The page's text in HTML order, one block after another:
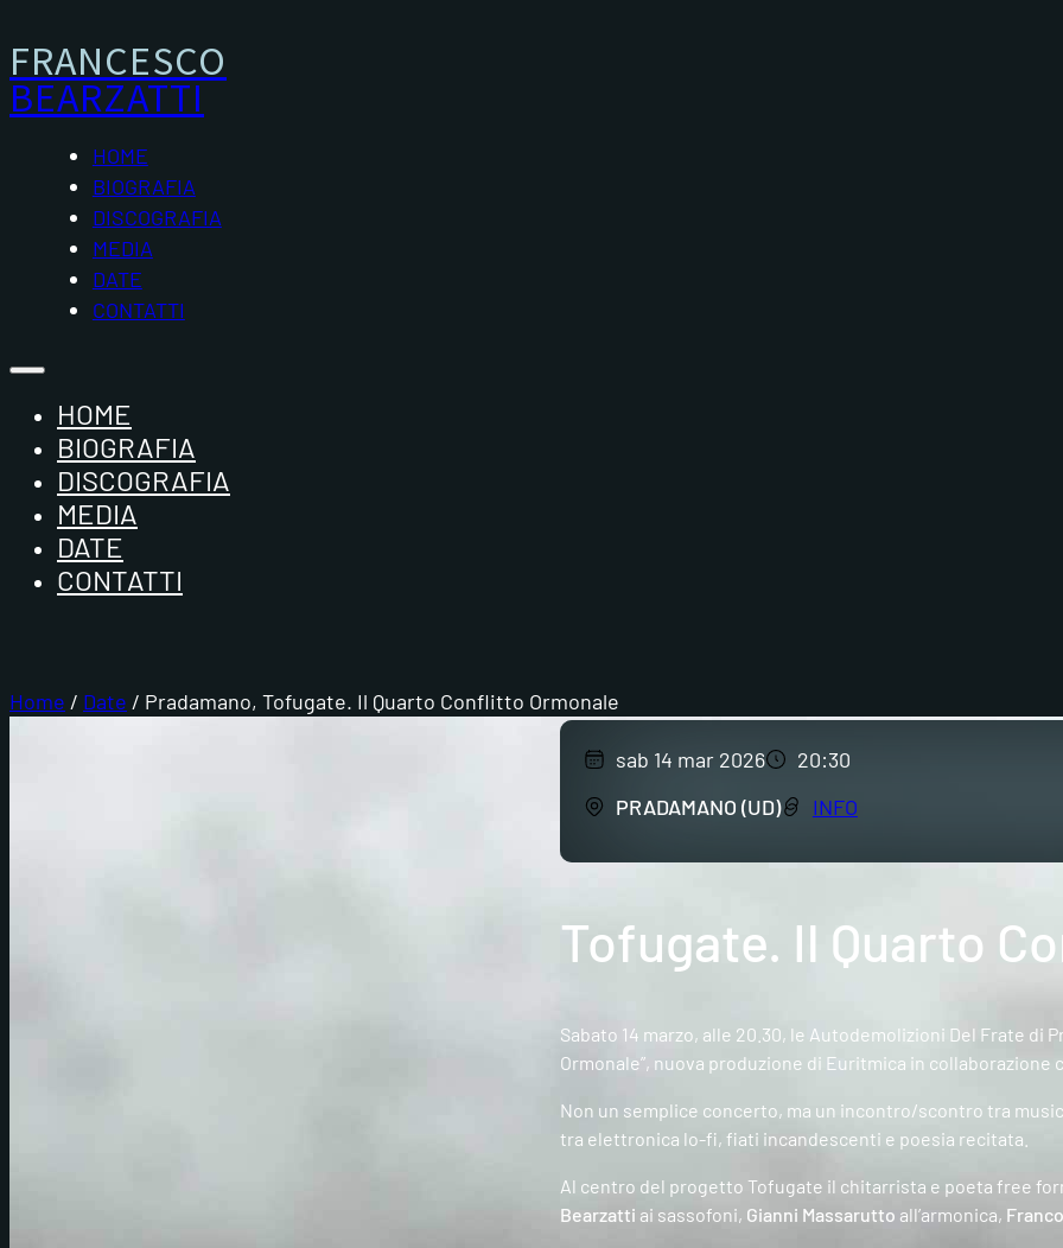
FRANCESCO
BEARZATTI
HOME
BIOGRAFIA
DISCOGRAFIA
MEDIA
DATE
CONTATTI
HOME
BIOGRAFIA
DISCOGRAFIA
MEDIA
DATE
CONTATTI
Home / Date / Pradamano, Tofugate. Il Quarto Conflitto Ormonale
sab 14 mar 2026
20:30
PRADAMANO (UD)
INFO
Tofugate. Il Quarto
Sabato 14 marzo, alle 20.30, le Autodemolizioni Del Frate
Ormonale”, nuova produzione di Euritmica in collaborazione
Non un semplice concerto, ma un incontro/scontro tra
tra elettronica lo-fi, fiati incandescenti e poesia recitata.
Al centro del progetto Tofugate il chitarrista e poeta free
Bearzatti ai sassofoni, Gianni Massarutto all’armonica,